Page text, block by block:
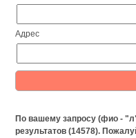
Адрес
По вашему запросу (фио -
результатов (14578).